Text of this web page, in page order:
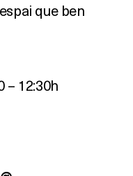
que ben
– 12:30h